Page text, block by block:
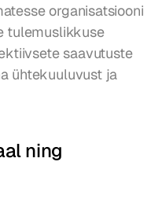
organisatsiooni
tulemuslikkuse
saavutuste
ühtekuuluvust ja
ning